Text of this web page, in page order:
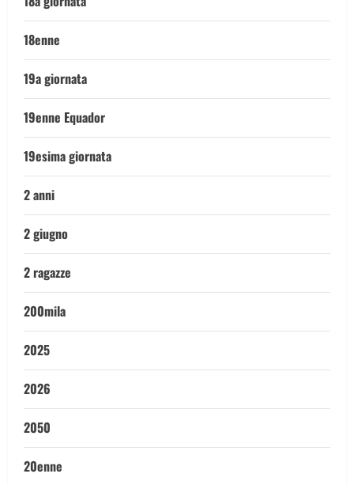
18enne
19a giornata
19enne Equador
19esima giornata
2 anni
2 giugno
2 ragazze
200mila
2025
2026
2050
20enne